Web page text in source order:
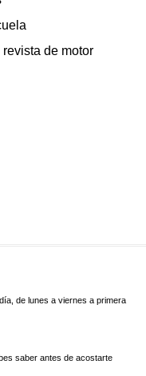
revista de motor
de lunes a viernes a primera
saber antes de acostarte